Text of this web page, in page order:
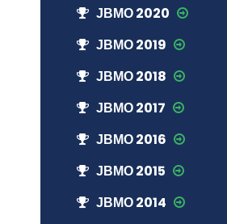
ЈВМО 2020
ЈВМО 2019
ЈВМО 2018
ЈВМО 2017
ЈВМО 2016
ЈВМО 2015
ЈВМО 2014